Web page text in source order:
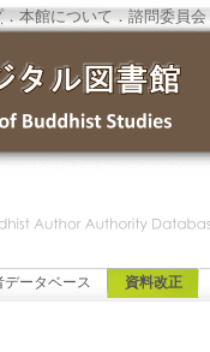
．本館について．諮問委員会
データベース 資料改正